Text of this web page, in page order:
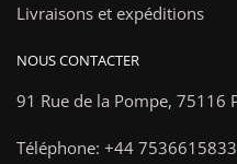
Livraisons et expéditions
NOUS CONTACTER
91 Rue de la Pompe, 75116
Téléphone: +44 7536615833